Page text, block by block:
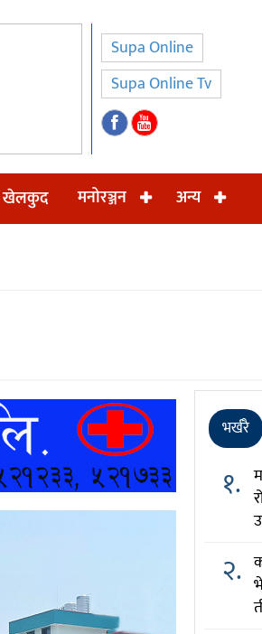
Supa Online
Supa Online Tv
खेलकुद मनोरञ्जन अन्य
भर्खरै
१.
२.